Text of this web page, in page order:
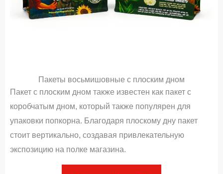
Пакеты восьмишовные с плоским дном
Пакет с плоским дном также известен как пакет с
коробчатым дном, который также популярен для
упаковки попкорна. Благодаря плоскому дну пакет
стоит вертикально, создавая привлекательную
экспозицию на полке магазина.